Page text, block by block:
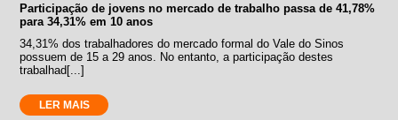
Participação de jovens no mercado de trabalho passa de 41,78%
para 34,31% em 10 anos
34,31% dos trabalhadores do mercado formal do Vale do Sinos
possuem de 15 a 29 anos. No entanto, a participação destes
trabalhad[...]
LER MAIS